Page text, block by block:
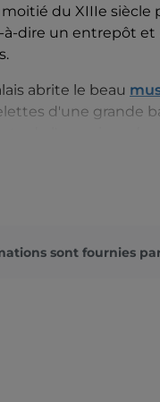
du XIIIe siècle
à-dire un entrepôt
abrite le beau
d'une grande
au large de
doré entre deux
sont fournies